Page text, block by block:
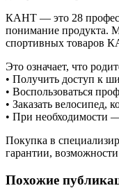
КАНТ — это 28
понимание продукта.
спортивных товаров
Это означает, что
• Получить доступ к
• Воспользоваться
• Заказать велосипед,
• При необходимости
Покупка в
гарантии,
Похожие